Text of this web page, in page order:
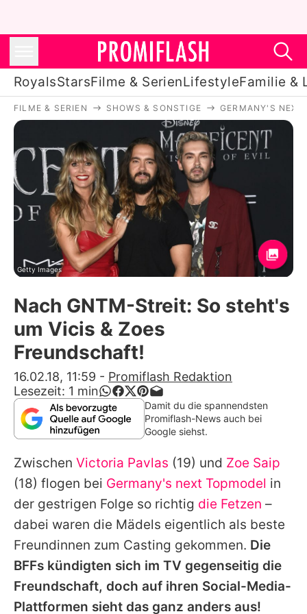
RoyalsStarsFilme & SerienLifestyleFamilie &
Royals
Stars
Filme & Serien
Lifestyle
Familie & Liebe
Promiflash Exklusiv
Alle Themen auf Promiflash
Jobs
App runterladen
Team
Redaktionelle Richtlinien
Impressum
Datenschutzerklärung
Nutzungsbedingungen
Utiq verwalten
FILME & SERIEN SHOWS & SONSTIGE GERMANY'S NEXT
Getty Images
Nach GNTM-Streit: So steht's
um Vicis & Zoes
Freundschaft!
16.02.18, 11:59 - Promiflash Redaktion
Lesezeit: 1 min
Damit du die spannendsten
Promiflash-News auch bei
Google siehst.
Zwischen Victoria Pavlas (19) und Zoe Saip
(18) flogen bei Germany's next Topmodel in
der gestrigen Folge so richtig die Fetzen –
dabei waren die Mädels eigentlich als beste
Freundinnen zum Casting gekommen. Die
BFFs kündigten sich im TV gegenseitig die
Freundschaft, doch auf ihren Social-Media-
Plattformen sieht das ganz anders aus!